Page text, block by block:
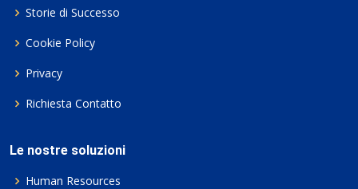
Storie di Successo
Cookie Policy
Privacy
Richiesta Contatto
Le nostre soluzioni
Human Resources